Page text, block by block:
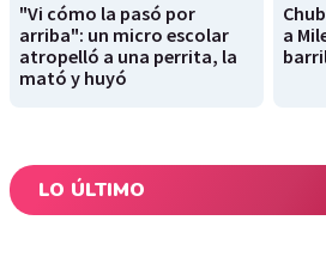
"Vi cómo la pasó por
arriba": un micro escolar
atropelló a una perrita, la
mató y huyó
a
LO ÚLTIMO